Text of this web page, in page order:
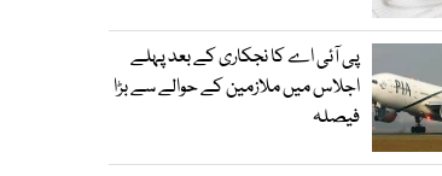
پی آئی اے کا نجکاری کے بعد پہلے
اجلاس میں ملازمین کے حوالے سے بڑا
فیصلہ